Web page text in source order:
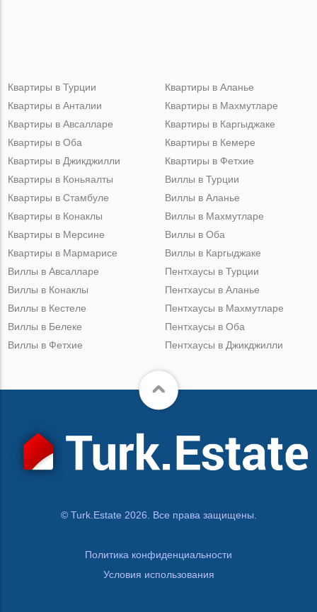
Квартиры в Турции
Квартиры в Анталии
Квартиры в Авсалларе
Квартиры в Оба
Квартиры в Джикджилли
Квартиры в Аланье
Квартиры в Махмутларе
Квартиры в Каргыджаке
Квартиры в Кемере
Квартиры в Фетхие
Квартиры в Коньяалты
Квартиры в Стамбуле
Квартиры в Конаклы
Квартиры в Мерсине
Квартиры в Мармарисе
Виллы в Турции
Виллы в Аланье
Виллы в Махмутларе
Виллы в Оба
Виллы в Каргыджаке
Виллы в Авсалларе
Виллы в Конаклы
Виллы в Кестеле
Виллы в Белеке
Виллы в Фетхие
Пентхаусы в Турции
Пентхаусы в Аланье
Пентхаусы в Махмутларе
Пентхаусы в Оба
Пентхаусы в Джикджилли
© Turk.Estate 2026. Все права защищены.
Политика конфиденциальности
Условия использования